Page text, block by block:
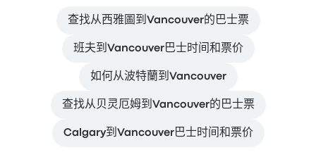
查找从西雅圖到Vancouver的巴士票
班夫到Vancouver巴士时间和票价
如何从波特蘭到Vancouver
查找从贝灵厄姆到Vancouver的巴士票
Calgary到Vancouver巴士时间和票价